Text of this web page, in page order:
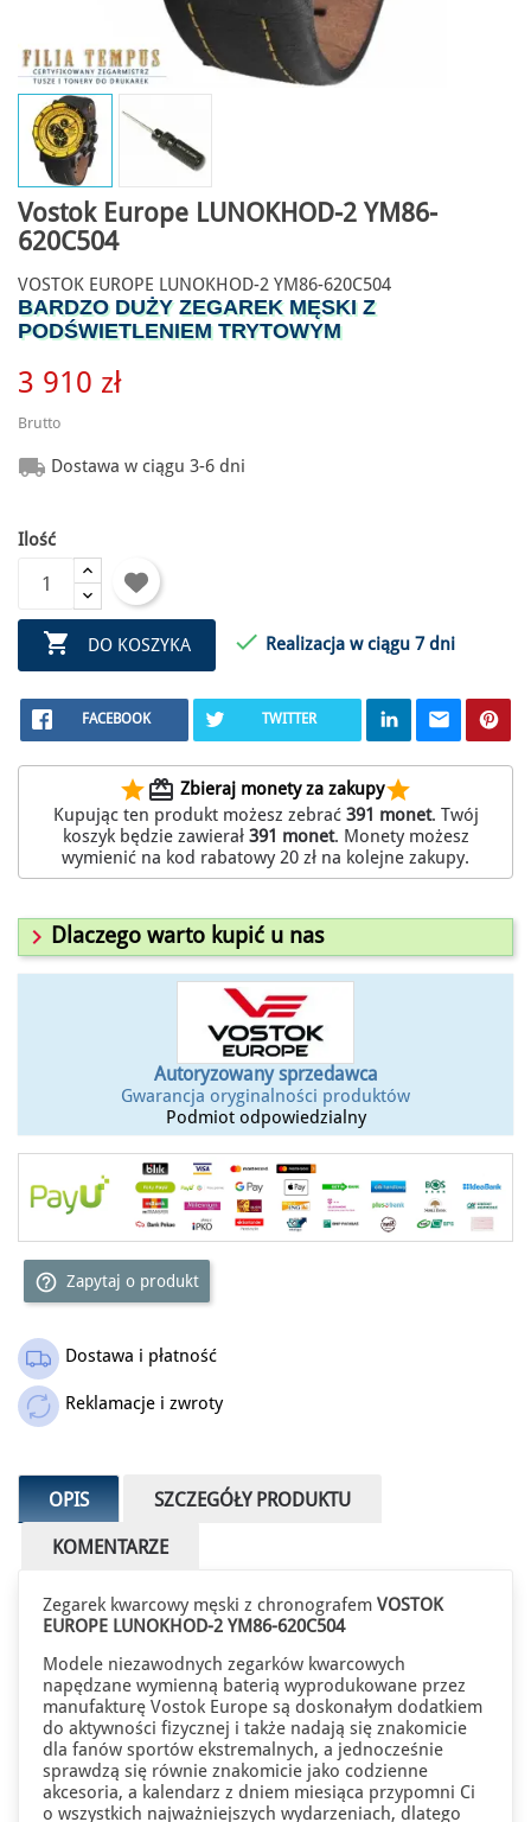
Vostok Europe LUNOKHOD-2 YM86-
620C504
VOSTOK EUROPE LUNOKHOD-2 YM86-620C504
BARDZO DUŻY ZEGAREK MĘSKI Z
PODŚWIETLENIEM TRYTOWYM
3 910 zł
Brutto
 Dostawa w ciągu 3-6 dni
Ilość
 DO KOSZYKA  Realizacja w ciągu 7 dni
FACEBOOK TWITTER
starredeem Zbieraj monety za zakupystar
Kupując ten produkt możesz zebrać 391 monet. Twój
koszyk będzie zawierał 391 monet. Monety możesz
wymienić na kod rabatowy 20 zł na kolejne zakupy.
 Dlaczego warto kupić u nas
Autoryzowany sprzedawca
Gwarancja oryginalności produktów
Podmiot odpowiedzialny
help_outline Zapytaj o produkt
Dostawa i płatność
Reklamacje i zwroty
OPIS SZCZEGÓŁY PRODUKTU
KOMENTARZE
Zegarek kwarcowy męski z chronografem VOSTOK
EUROPE LUNOKHOD-2 YM86-620C504
Modele niezawodnych zegarków kwarcowych
napędzane wymienną baterią wyprodukowane przez
manufakturę Vostok Europe są doskonałym dodatkiem
do aktywności fizycznej i także nadają się znakomicie
dla fanów sportów ekstremalnych, a jednocześnie
sprawdzą się równie znakomicie jako codzienne
akcesoria, a kalendarz z dniem miesiąca przypomni Ci
o wszystkich najważniejszych wydarzeniach, dlatego